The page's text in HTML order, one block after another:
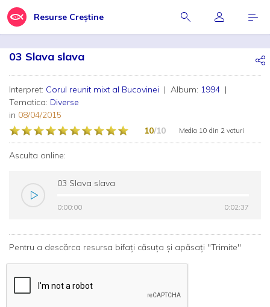
Resurse Creștine
03 Slava slava
Interpret: Corul reunit mixt al Bucovinei | Album: 1994 |
Tematica: Diverse
in 08/04/2015
10/10 Media 10 din 2 voturi
Asculta online:
03 Slava slava
0:00:00 0:02:37
0:00:00 0:02:37
Pentru a descărca resursa bifați căsuța și apăsați "Trimite"